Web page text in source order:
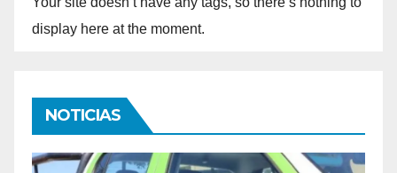
display here at the moment.
NOTICIAS